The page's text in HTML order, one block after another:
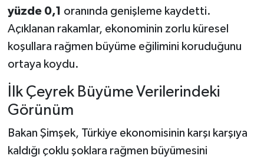
yüzde 0,1 oranında genişleme kaydetti.
Açıklanan rakamlar, ekonominin zorlu küresel
koşullara rağmen büyüme eğilimini koruduğunu
ortaya koydu.
İlk Çeyrek Büyüme Verilerindeki
Görünüm
Bakan Şimşek, Türkiye ekonomisinin karşı karşıya
kaldığı çoklu şoklara rağmen büyümesini